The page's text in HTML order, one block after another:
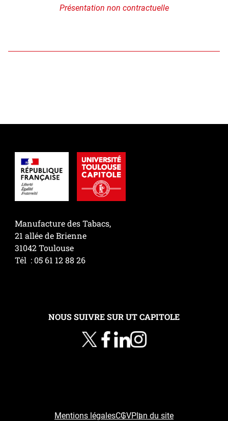
Présentation non contractuelle
Manufacture des Tabacs,
21 allée de Brienne
31042 Toulouse
Tél : 05 61 12 88 26
NOUS SUIVRE SUR UT CAPITOLE
Mentions légalesCGVPlan du site